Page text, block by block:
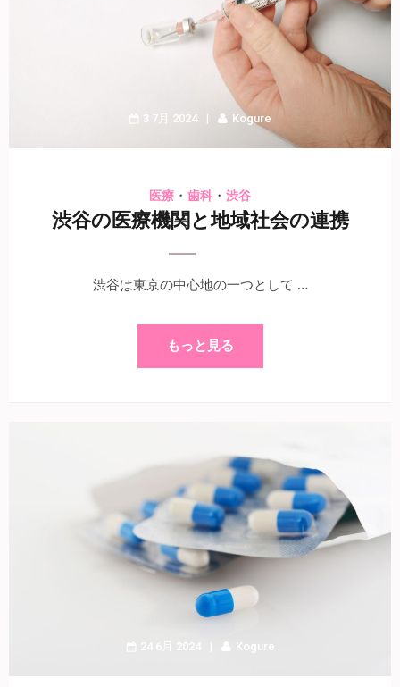
3 7月 2024 Kogure
医療 ・ 歯科 ・ 渋谷
渋谷の医療機関と地域社会の連携
渋谷は東京の中心地の一つとして …
もっと見る
24 6月 2024 Kogure